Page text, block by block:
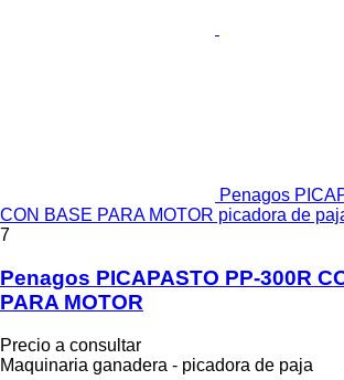
Penagos
CON BASE PARA MOTOR picadora de
7
Penagos PICAPASTO PP-300R
PARA MOTOR
Precio a consultar
Maquinaria ganadera - picadora de paja